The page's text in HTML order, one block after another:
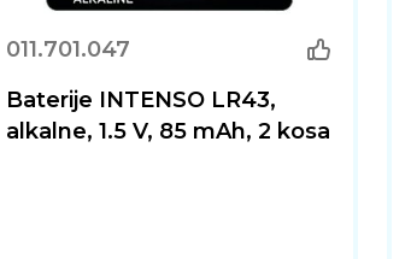
011.701.047
Baterije INTENSO LR43,
alkalne, 1.5 V, 85 mAh, 2 kosa